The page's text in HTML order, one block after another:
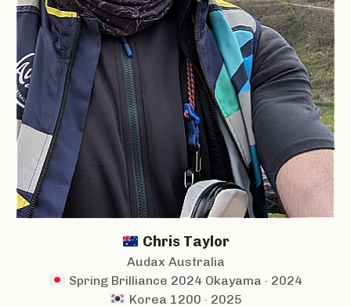
Chris Taylor
Audax Australia
Spring Brilliance 2024 Okayama · 2024
Korea 1200 · 2025